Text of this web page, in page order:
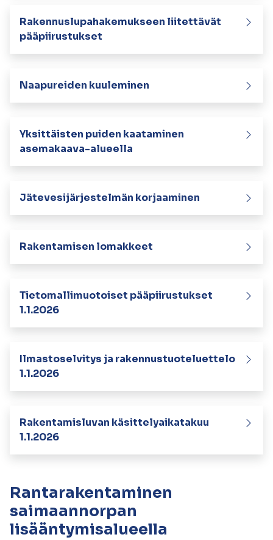
pyyhkäisyliikkeitä.
Rakennuslupahakemukseen liitettävät
pääpiirustukset
Naapureiden kuuleminen
Yksittäisten puiden kaataminen
asemakaava-alueella
Jätevesijärjestelmän korjaaminen
Rakentamisen lomakkeet
Tietomallimuotoiset pääpiirustukset
1.1.2026
Ilmastoselvitys ja rakennustuoteluettelo
1.1.2026
Rakentamisluvan käsittelyaikatakuu
1.1.2026
Rantarakentaminen
saimaannorpan
lisääntymisalueella